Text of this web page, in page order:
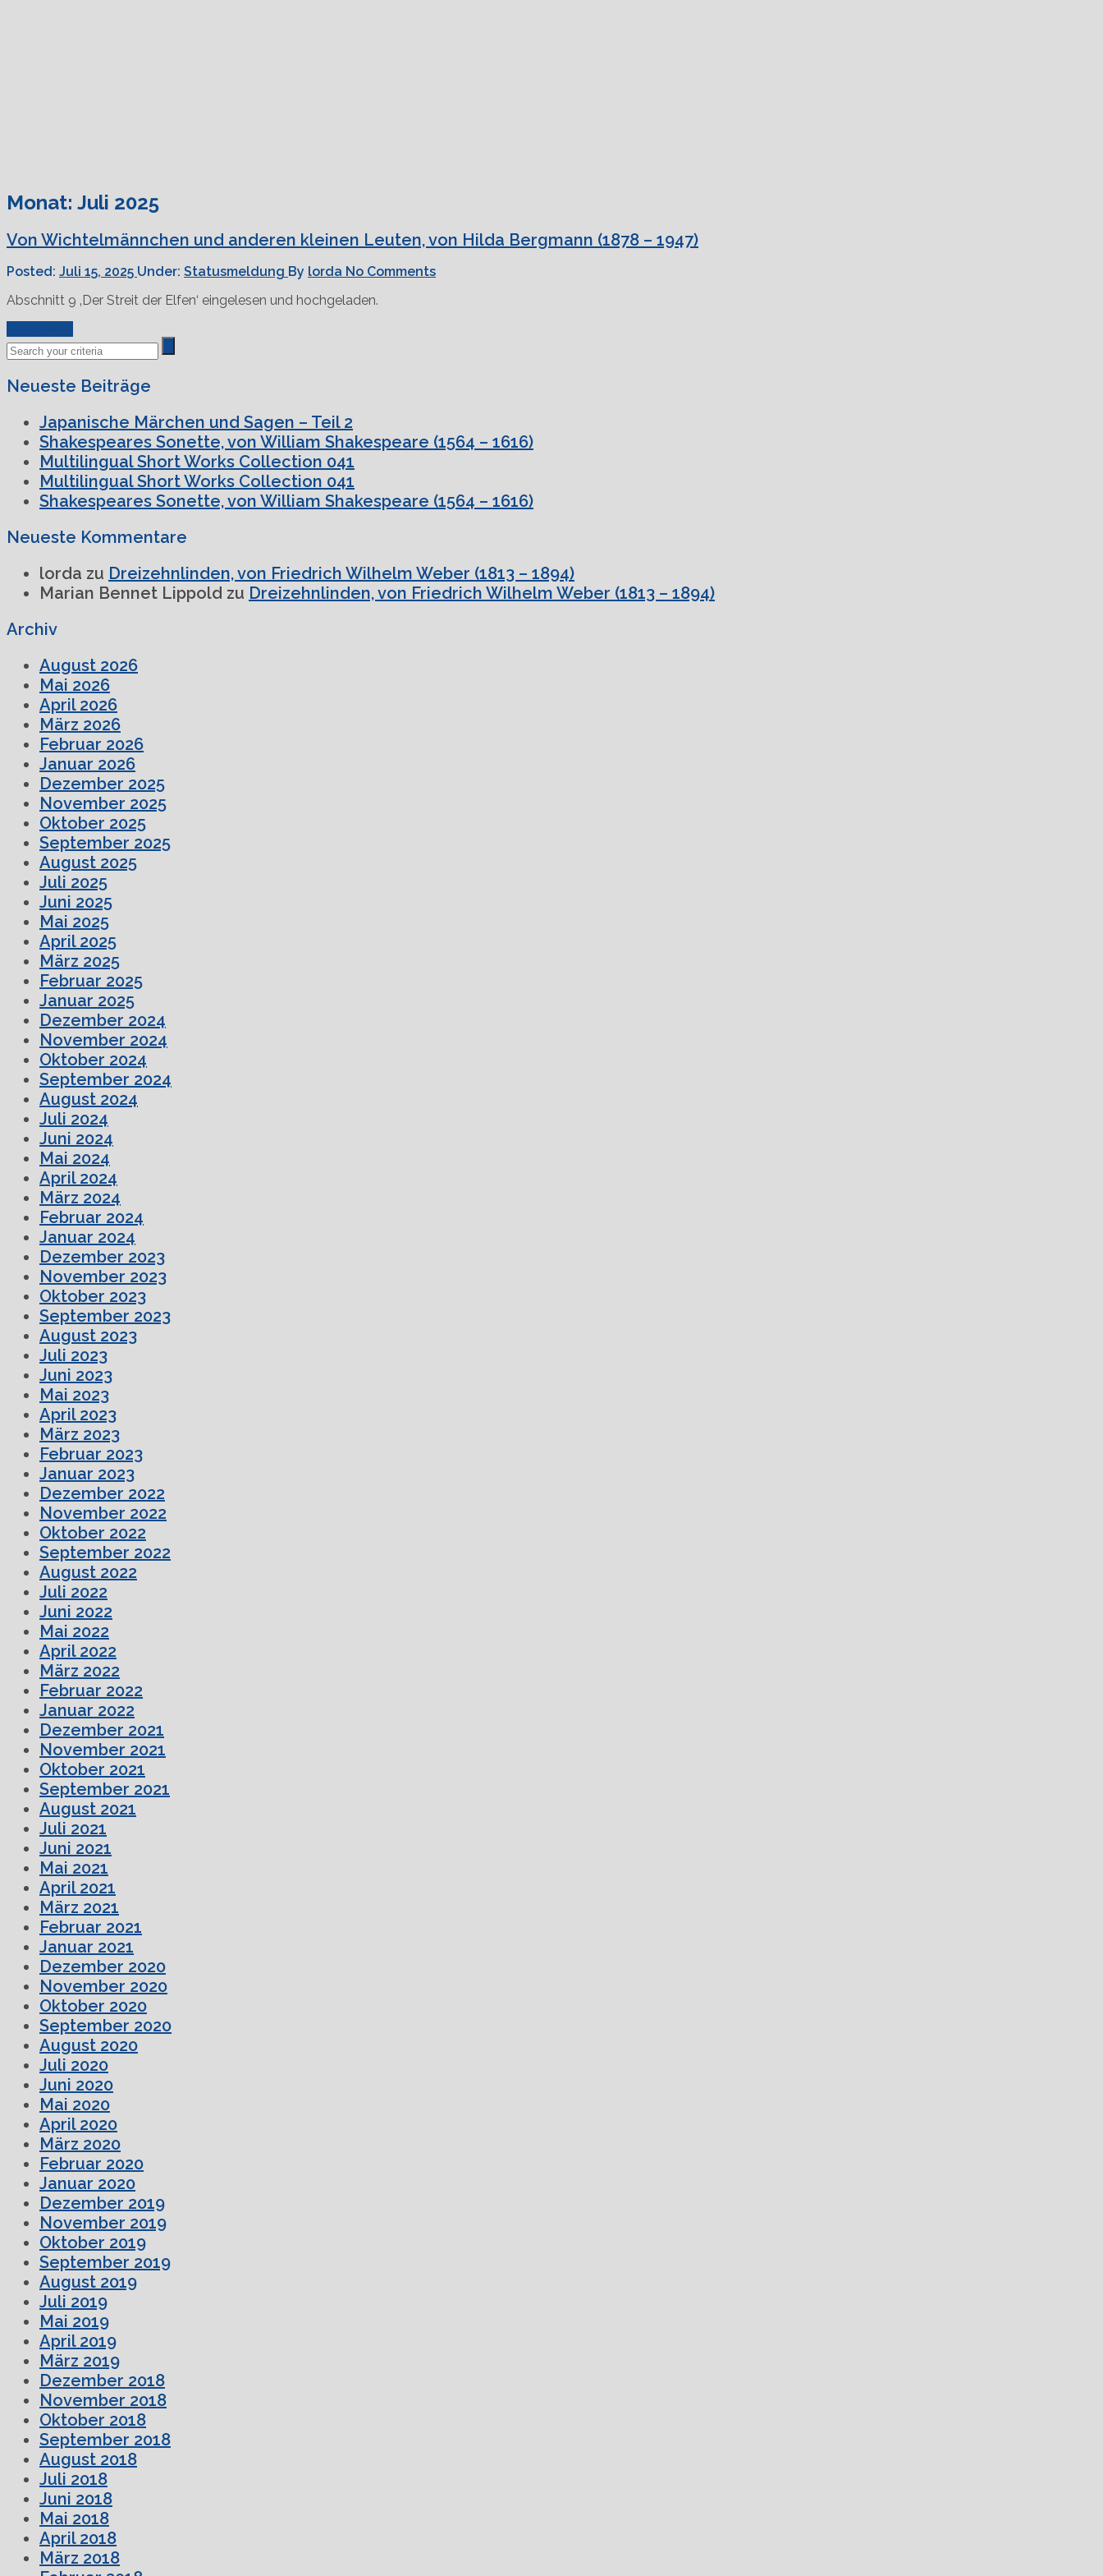
Monat: Juli 2025
Von Wichtelmännchen und anderen kleinen Leuten, von Hilda Bergmann (1878 – 1947)
Posted: Juli 15, 2025 Under: Statusmeldung By lorda No Comments
Abschnitt 9 ‚Der Streit der Elfen‘ eingelesen und hochgeladen.
Neueste Beiträge
Japanische Märchen und Sagen – Teil 2
Shakespeares Sonette, von William Shakespeare (1564 – 1616)
Multilingual Short Works Collection 041
Multilingual Short Works Collection 041
Shakespeares Sonette, von William Shakespeare (1564 – 1616)
Neueste Kommentare
lorda zu Dreizehnlinden, von Friedrich Wilhelm Weber (1813 – 1894)
Marian Bennet Lippold zu Dreizehnlinden, von Friedrich Wilhelm Weber (1813 – 1894)
Archiv
August 2026
Mai 2026
April 2026
März 2026
Februar 2026
Januar 2026
Dezember 2025
November 2025
Oktober 2025
September 2025
August 2025
Juli 2025
Juni 2025
Mai 2025
April 2025
März 2025
Februar 2025
Januar 2025
Dezember 2024
November 2024
Oktober 2024
September 2024
August 2024
Juli 2024
Juni 2024
Mai 2024
April 2024
März 2024
Februar 2024
Januar 2024
Dezember 2023
November 2023
Oktober 2023
September 2023
August 2023
Juli 2023
Juni 2023
Mai 2023
April 2023
März 2023
Februar 2023
Januar 2023
Dezember 2022
November 2022
Oktober 2022
September 2022
August 2022
Juli 2022
Juni 2022
Mai 2022
April 2022
März 2022
Februar 2022
Januar 2022
Dezember 2021
November 2021
Oktober 2021
September 2021
August 2021
Juli 2021
Juni 2021
Mai 2021
April 2021
März 2021
Februar 2021
Januar 2021
Dezember 2020
November 2020
Oktober 2020
September 2020
August 2020
Juli 2020
Juni 2020
Mai 2020
April 2020
März 2020
Februar 2020
Januar 2020
Dezember 2019
November 2019
Oktober 2019
September 2019
August 2019
Juli 2019
Mai 2019
April 2019
März 2019
Dezember 2018
November 2018
Oktober 2018
September 2018
August 2018
Juli 2018
Juni 2018
Mai 2018
April 2018
März 2018